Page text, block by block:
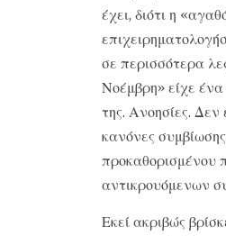
έχει, διότι η
σε περισσότερα
Νοέμβρη» είχε
της. Ανοησίες.
κανόνες
προκαθορισμένου
αντικρουόμενων
Εκεί ακριβώς